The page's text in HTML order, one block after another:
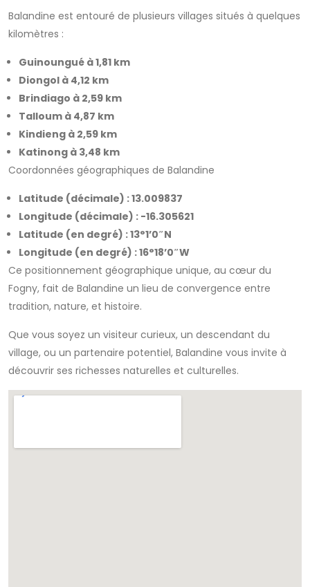
Balandine est entouré de plusieurs villages situés à quelques
kilomètres :
Guinoungué à 1,81 km
Diongol à 4,12 km
Brindiago à 2,59 km
Talloum à 4,87 km
Kindieng à 2,59 km
Katinong à 3,48 km
Coordonnées géographiques de Balandine
Latitude (décimale) : 13.009837
Longitude (décimale) : -16.305621
Latitude (en degré) : 13°1’0″N
Longitude (en degré) : 16°18’0″W
Ce positionnement géographique unique, au cœur du
Fogny, fait de Balandine un lieu de convergence entre
tradition, nature, et histoire.
Que vous soyez un visiteur curieux, un descendant du
village, ou un partenaire potentiel, Balandine vous invite à
découvrir ses richesses naturelles et culturelles.